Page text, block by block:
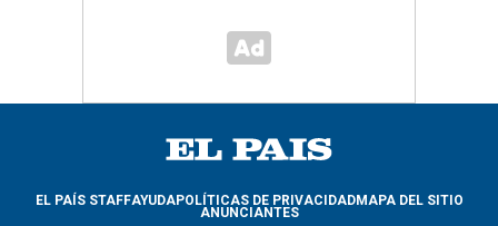
EL PAÍS STAFFAYUDAPOLÍTICAS DE PRIVACIDADMAPA DEL SITIO
ANUNCIANTES